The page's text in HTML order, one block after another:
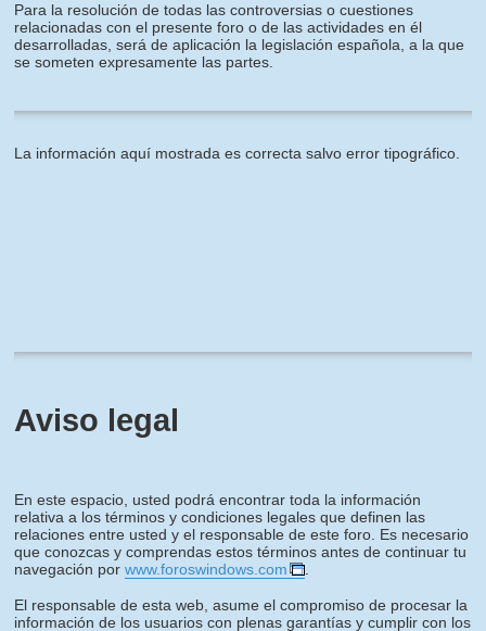
Para la resolución de todas las controversias o cuestiones
relacionadas con el presente foro o de las actividades en él
desarrolladas, será de aplicación la legislación española, a la que
se someten expresamente las partes.
La información aquí mostrada es correcta salvo error tipográfico.
Aviso legal
En este espacio, usted podrá encontrar toda la información
relativa a los términos y condiciones legales que definen las
relaciones entre usted y el responsable de este foro. Es necesario
que conozcas y comprendas estos términos antes de continuar tu
navegación por www.foroswindows.com
El responsable de esta web, asume el compromiso de procesar la
información de los usuarios con plenas garantías y cumplir con los